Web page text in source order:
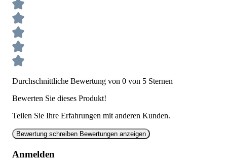
Durchschnittliche Bewertung von 0 von 5 Sternen
Bewerten Sie dieses Produkt!
Teilen Sie Ihre Erfahrungen mit anderen Kunden.
Bewertung schreiben Bewertungen anzeigen
Anmelden